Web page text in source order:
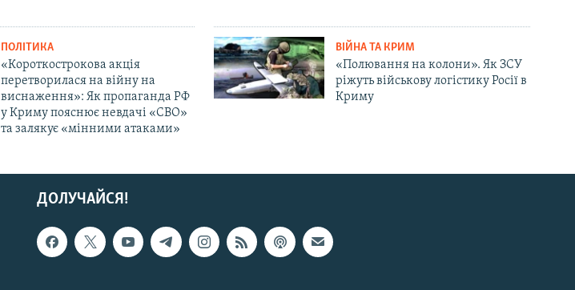
ПОЛІТИКА
«Короткострокова акція
перетворилася на війну на
виснаження»: Як пропаганда РФ
у Криму пояснює невдачі «СВО»
та залякує «мінними атаками»
ВІЙНА ТА КРИМ
«Полювання на колони». Як ЗСУ
ріжуть військову логістику Росії в
Криму
ДОЛУЧАЙСЯ!